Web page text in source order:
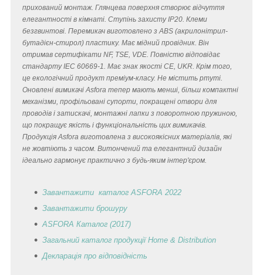
прихований монтаж. Глянцева поверхня створює відчуття
елегантності в кімнаті. Ступінь захисту IP20. Клеми
безгвинтові. Перемикач виготовлено з ABS (акрилонітрил-
бутадієн-стирол) пластику. Має мідний провідник. Він
отримав сертифікати NF, TSE, VDE. Повністю відповідає
стандарту IEC 60669-1. Має знак якості CE, UKR. Крім того,
це екологічний продукт преміум-класу. Не містить ртуті.
Оновлені вимикачі Asfora тепер мають менші, більш компактні
механізми, профільовані супорти, покращені отвори для
проводів і затискачі, монтажні лапки з поворотною пружиною,
що покращує якість і функціональність цих вимикачів.
Продукція Asfora виготовлена з високоякісних матеріалів, які
не жовтіють з часом. Витончений та елегантний дизайн
ідеально гармонує практично з будь-яким інтер'єром.
Завантажити каталог ASFORA 2022
Завантажити брошуру
ASFORA Каталог (2017)
Загальний каталог продукції Home & Distribution
Декларація про відповідність